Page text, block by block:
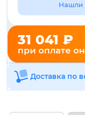
Нашли
31 041 ₽
при оплате
Доставка по